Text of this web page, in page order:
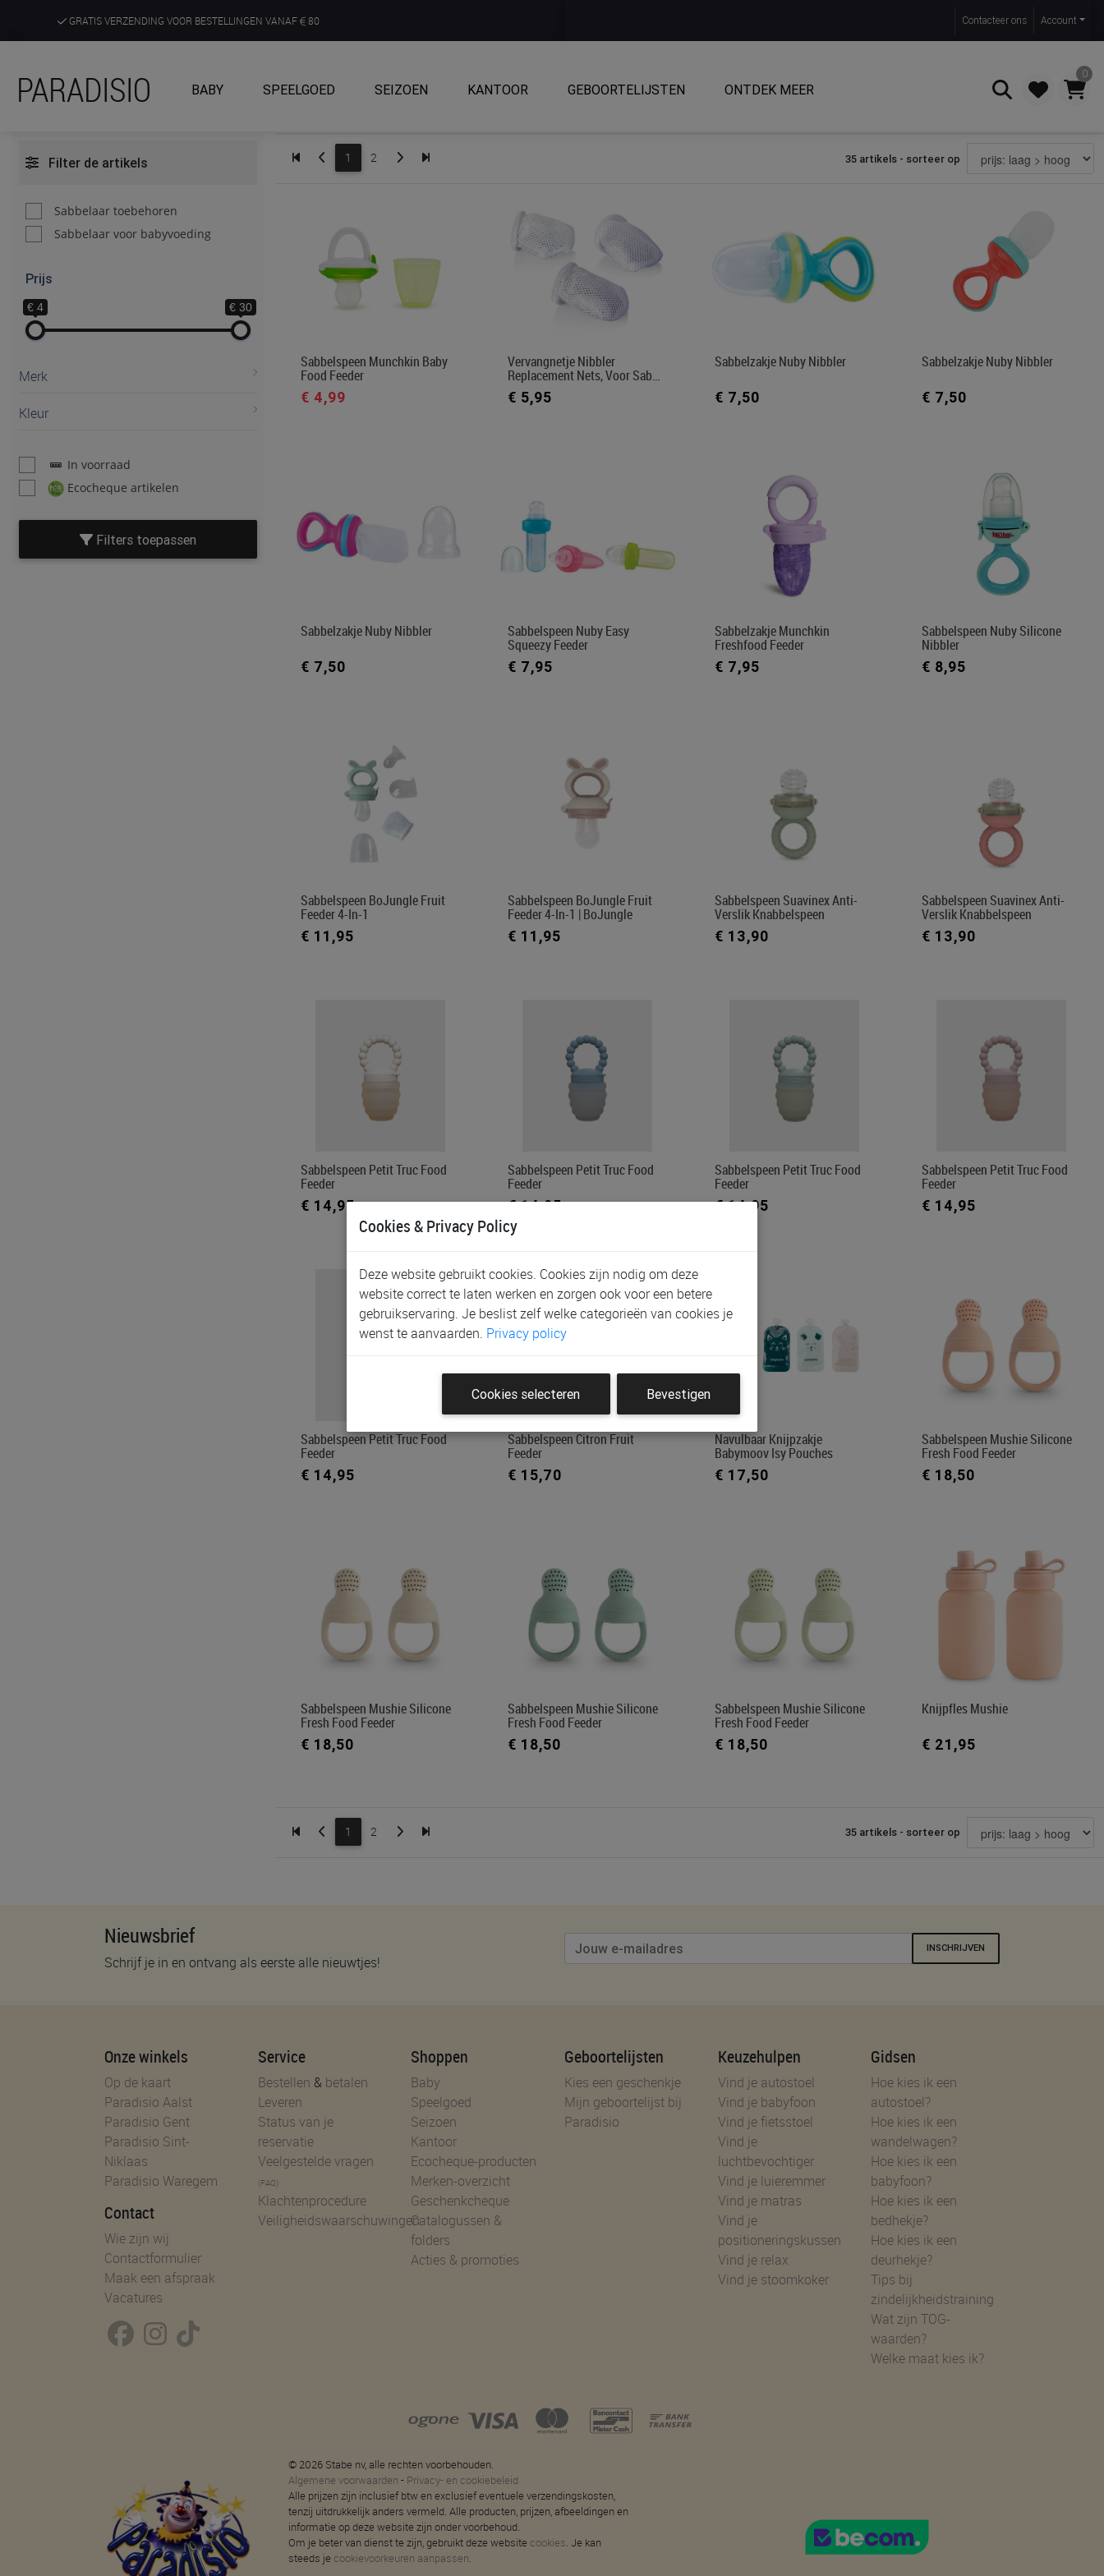
GRATIS VERZENDING VOOR BESTELLINGEN VANAF 80
ONTDEK, BELEEF EN KRIJG ADVIES IN ONZE WINKELS
Contacteer ons Account
PARADISIO BABY SPEELGOED SEIZOEN KANTOOR GEBOORTELIJSTEN ONTDEK MEER
0
Zoeken
Filter de artikels
Sabbelaar toebehoren
Sabbelaar voor babyvoeding
Prijs
€ 4 € 30
Merk
Kleur
In voorraad
Ecocheque artikelen
Filters toepassen
1 2 35 artikels - sorteer op
Sabbelspeen Munchkin Baby
Food Feeder
€ 4,99
Vervangnetje Nibbler
Replacement Nets, Voor Sab…
€ 5,95
Sabbelzakje Nuby Nibbler
€ 7,50
Sabbelzakje Nuby Nibbler
€ 7,50
Sabbelzakje Nuby Nibbler
€ 7,50
Sabbelspeen Nuby Easy
Squeezy Feeder
€ 7,95
Sabbelzakje Munchkin
Freshfood Feeder
€ 7,95
Sabbelspeen Nuby Silicone
Nibbler
€ 8,95
Sabbelspeen BoJungle Fruit
Feeder 4-In-1
€ 11,95
Sabbelspeen BoJungle Fruit
Feeder 4-In-1 | BoJungle
€ 11,95
Sabbelspeen Suavinex Anti-
Verslik Knabbelspeen
€ 13,90
Sabbelspeen Suavinex Anti-
Verslik Knabbelspeen
€ 13,90
Sabbelspeen Petit Truc Food
Feeder
€ 14,95
Sabbelspeen Petit Truc Food
Feeder
€ 14,95
Sabbelspeen Petit Truc Food
Feeder
€ 14,95
Sabbelspeen Petit Truc Food
Feeder
€ 14,95
Sabbelspeen Petit Truc Food
Feeder
€ 14,95
Sabbelspeen Citron Fruit
Feeder
€ 15,70
Navulbaar Knijpzakje
Babymoov Isy Pouches
€ 17,50
Sabbelspeen Mushie Silicone
Fresh Food Feeder
€ 18,50
Sabbelspeen Mushie Silicone
Fresh Food Feeder
€ 18,50
Sabbelspeen Mushie Silicone
Fresh Food Feeder
€ 18,50
Sabbelspeen Mushie Silicone
Fresh Food Feeder
€ 18,50
Knijpfles Mushie
€ 21,95
1 2 35 artikels - sorteer op
Nieuwsbrief
Schrijf je in en ontvang als eerste alle nieuwtjes!
INSCHRIJVEN
Onze winkels
Op de kaart
Paradisio Aalst
Paradisio Gent
Paradisio Sint-
Niklaas
Paradisio Waregem
Contact
Wie zijn wij
Contactformulier
Maak een afspraak
Vacatures
Service
Bestellen & betalen
Leveren
Status van je
reservatie
Veelgestelde vragen
(FAQ)
Klachtenprocedure
Veiligheidswaarschuwingen
Shoppen
Baby
Speelgoed
Seizoen
Kantoor
Ecocheque-producten
Merken-overzicht
Geschenkcheque
Catalogussen &
folders
Acties & promoties
Geboortelijsten
Kies een geschenkje
Mijn geboortelijst bij
Paradisio
Keuzehulpen
Vind je autostoel
Vind je babyfoon
Vind je fietsstoel
Vind je
luchtbevochtiger
Vind je luieremmer
Vind je matras
Vind je
positioneringskussen
Vind je relax
Vind je stoomkoker
Gidsen
Hoe kies ik een
autostoel?
Hoe kies ik een
wandelwagen?
Hoe kies ik een
babyfoon?
Hoe kies ik een
bedhekje?
Hoe kies ik een
deurhekje?
Tips bij
zindelijkheidstraining
Wat zijn TOG-
waarden?
Welke maat kies ik?
© 2026 Stabe nv, alle rechten voorbehouden.
Algemene voorwaarden - Privacy- en cookiebeleid
Alle prijzen zijn inclusief btw en exclusief eventuele verzendingskosten,
tenzij uitdrukkelijk anders vermeld. Alle producten, prijzen, afbeeldingen en
informatie op deze website zijn onder voorbehoud.
Om je beter van dienst te zijn, gebruikt deze website cookies. Je kan
steeds je cookievoorkeuren aanpassen.
Cookies & Privacy Policy
Deze website gebruikt cookies. Cookies zijn nodig om deze
website correct te laten werken en zorgen ook voor een betere
gebruikservaring. Je beslist zelf welke categorieën van cookies je
wenst te aanvaarden. Privacy policy
Cookies selecteren Bevestigen